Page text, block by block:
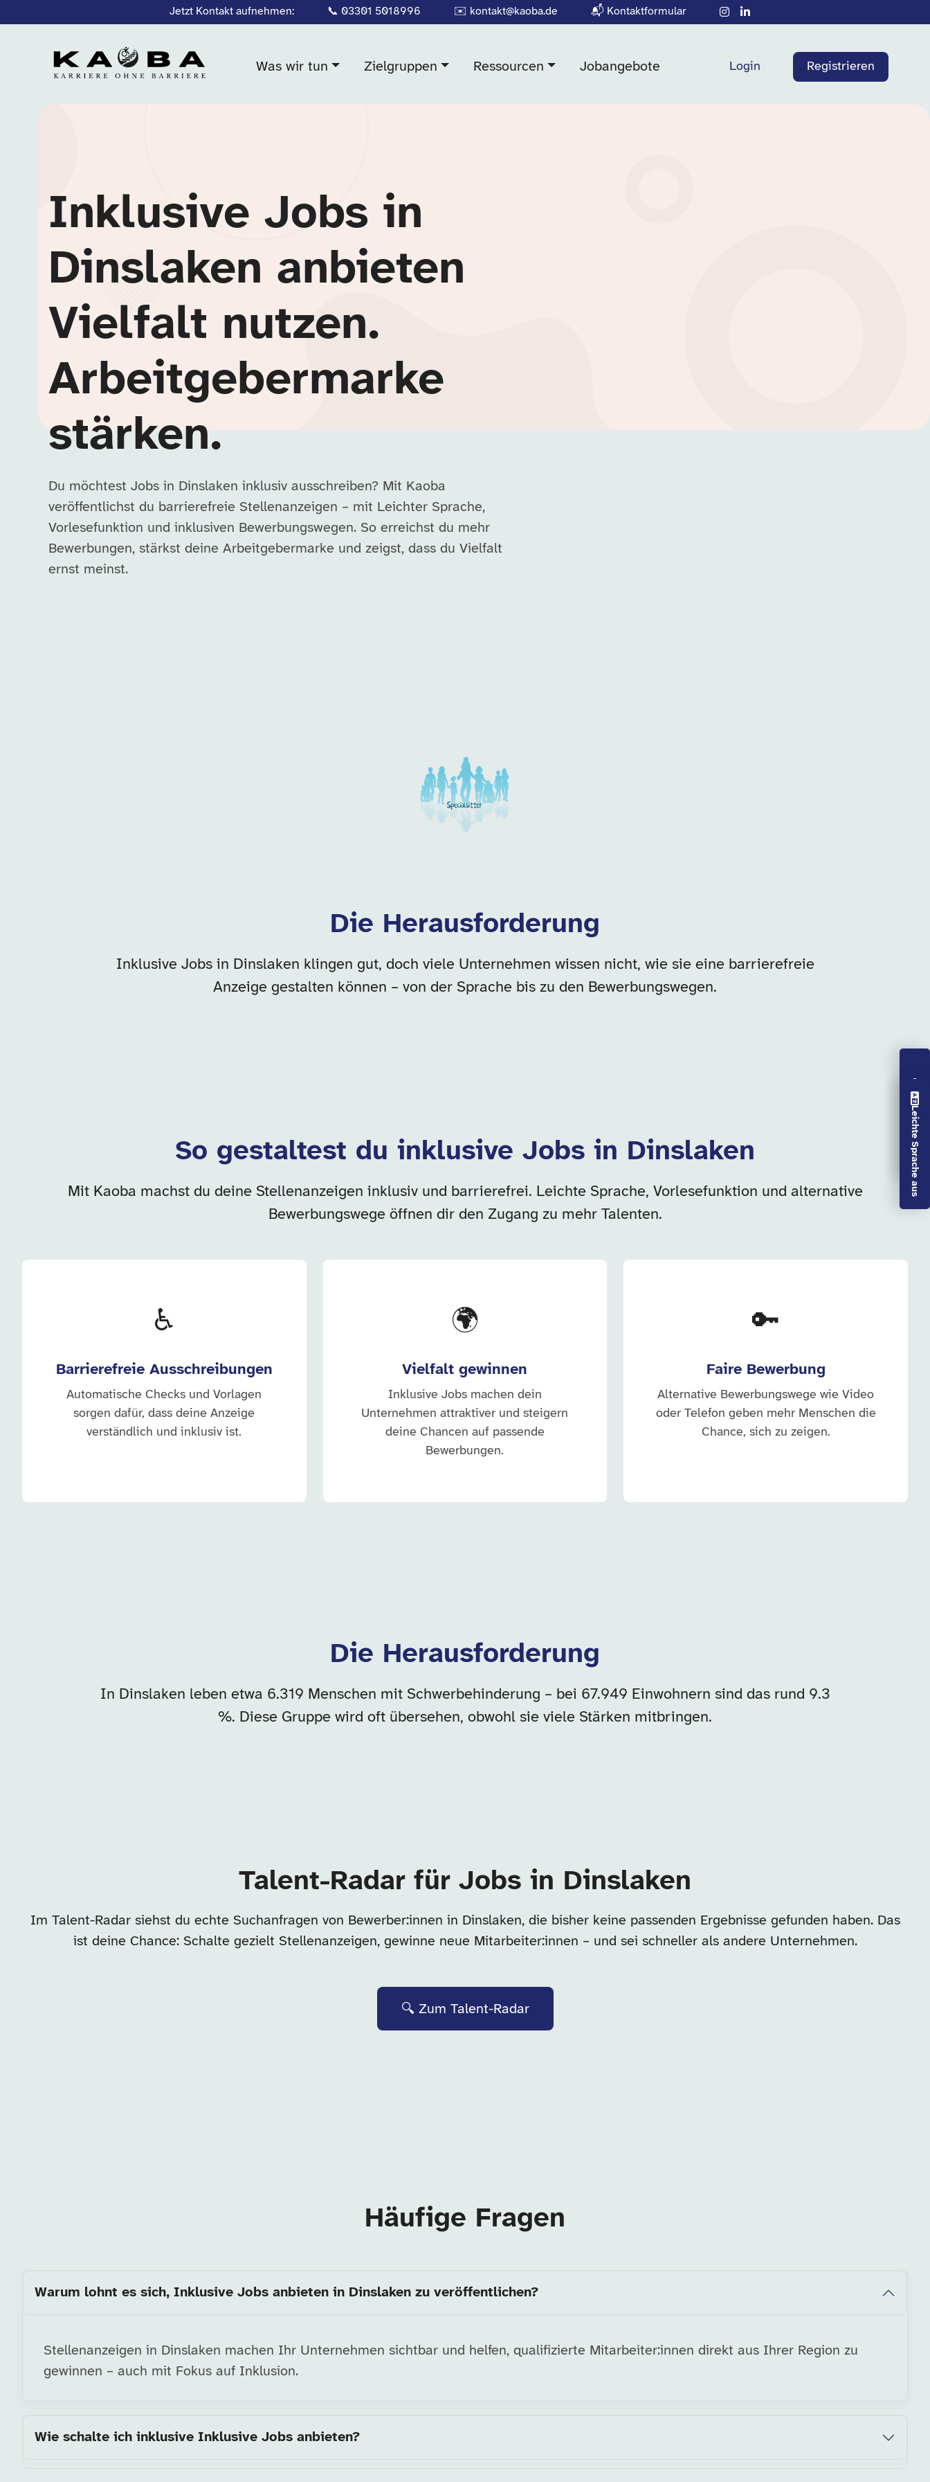
Vorlesen aus
Leichte Sprache aus
Jetzt Kontakt aufnehmen: 📞 03301 5018996 ✉️ kontakt@kaoba.de 📬 Kontaktformular
Was wir tun Zielgruppen Ressourcen Jobangebote Login Registrieren
Inklusive Jobs in
Dinslaken anbieten
Vielfalt nutzen.
Arbeitgebermarke
stärken.
Du möchtest Jobs in Dinslaken inklusiv ausschreiben? Mit Kaoba
veröffentlichst du barrierefreie Stellenanzeigen – mit Leichter Sprache,
Vorlesefunktion und inklusiven Bewerbungswegen. So erreichst du mehr
Bewerbungen, stärkst deine Arbeitgebermarke und zeigst, dass du Vielfalt
ernst meinst.
Unsere Arbeitgeber in dieser Kategorie
Die Herausforderung
Inklusive Jobs in Dinslaken klingen gut, doch viele Unternehmen wissen nicht, wie sie eine barrierefreie
Anzeige gestalten können – von der Sprache bis zu den Bewerbungswegen.
So gestaltest du inklusive Jobs in Dinslaken
Mit Kaoba machst du deine Stellenanzeigen inklusiv und barrierefrei. Leichte Sprache, Vorlesefunktion und alternative
Bewerbungswege öffnen dir den Zugang zu mehr Talenten.
♿
Barrierefreie Ausschreibungen
Automatische Checks und Vorlagen
sorgen dafür, dass deine Anzeige
verständlich und inklusiv ist.
🌍
Vielfalt gewinnen
Inklusive Jobs machen dein
Unternehmen attraktiver und steigern
deine Chancen auf passende
Bewerbungen.
🔑
Faire Bewerbung
Alternative Bewerbungswege wie Video
oder Telefon geben mehr Menschen die
Chance, sich zu zeigen.
Die Herausforderung
In Dinslaken leben etwa 6.319 Menschen mit Schwerbehinderung – bei 67.949 Einwohnern sind das rund 9.3
%. Diese Gruppe wird oft übersehen, obwohl sie viele Stärken mitbringen.
Talent-Radar für Jobs in Dinslaken
Im Talent-Radar siehst du echte Suchanfragen von Bewerber:innen in Dinslaken, die bisher keine passenden Ergebnisse gefunden haben. Das
ist deine Chance: Schalte gezielt Stellenanzeigen, gewinne neue Mitarbeiter:innen – und sei schneller als andere Unternehmen.
🔍 Zum Talent-Radar
Häufige Fragen
Warum lohnt es sich, Inklusive Jobs anbieten in Dinslaken zu veröffentlichen?
Stellenanzeigen in Dinslaken machen Ihr Unternehmen sichtbar und helfen, qualifizierte Mitarbeiter:innen direkt aus Ihrer Region zu
gewinnen – auch mit Fokus auf Inklusion.
Wie schalte ich inklusive Inklusive Jobs anbieten?